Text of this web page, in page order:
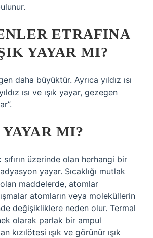
ETRAFINA
YAYAR MI?
daha büyüktür. Ayrıca yıldız ısı
ısı ve ışık yayar, gezegen
MI?
sıfırın üzerinde olan herhangi bir
yayar. Sıcaklığı mutlak
olan maddelerde, atomlar
atomların veya moleküllerin
değişikliklere neden olur. Termal
olarak parlak bir ampul
kızılötesi ışık ve görünür ışık